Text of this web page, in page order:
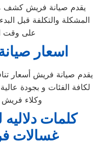
يقدم صيانة فريش كشف
المشكلة والتكلفة قبل
على وقت
اسعار
يقدم صيانة فريش أسعار
لكافة الفئات و بجودة
وكلاء فريش
كلمات
غسالات